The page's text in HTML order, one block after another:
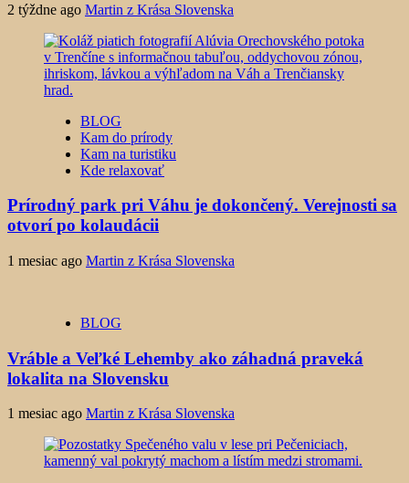
2 týždne ago Martin z Krása Slovenska
BLOG
Kam do prírody
Kam na turistiku
Kde relaxovať
Prírodný park pri Váhu je dokončený. Verejnosti sa
otvorí po kolaudácii
1 mesiac ago Martin z Krása Slovenska
BLOG
Vráble a Veľké Lehemby ako záhadná praveká
lokalita na Slovensku
1 mesiac ago Martin z Krása Slovenska